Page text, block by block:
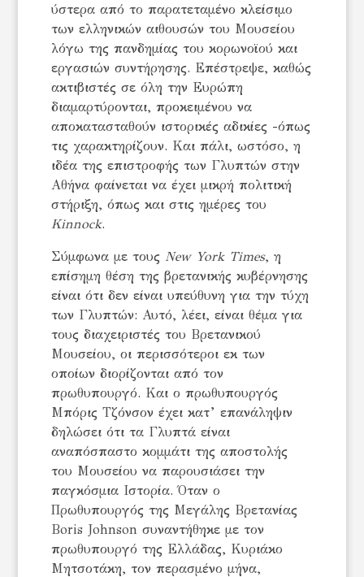
ύστερα από το παρατεταμένο κλείσιμο
των ελληνικών αιθουσών του Μουσείου
λόγω της πανδημίας του κορωνοϊού και
εργασιών συντήρησης. Επέστρεψε, καθώς
ακτιβιστές σε όλη την Ευρώπη
διαμαρτύρονται, προκειμένου να
αποκατασταθούν ιστορικές αδικίες -όπως
τις χαρακτηρίζουν. Και πάλι, ωστόσο, η
ιδέα της επιστροφής των Γλυπτών στην
Αθήνα φαίνεται να έχει μικρή πολιτική
στήριξη, όπως και στις ημέρες του
Kinnock.
Σύμφωνα με τους New York Times, η
επίσημη θέση της βρετανικής κυβέρνησης
είναι ότι δεν είναι υπεύθυνη για την τύχη
των Γλυπτών: Αυτό, λέει, είναι θέμα για
τους διαχειριστές του Βρετανικού
Μουσείου, οι περισσότεροι εκ των
οποίων διορίζονται από τον
πρωθυπουργό. Και ο πρωθυπουργός
Μπόρις Τζόνσον έχει κατ’ επανάληψιν
δηλώσει ότι τα Γλυπτά είναι
αναπόσπαστο κομμάτι της αποστολής
του Μουσείου να παρουσιάσει την
παγκόσμια Ιστορία. Όταν ο
Πρωθυπουργός της Μεγάλης Βρετανίας
Boris Johnson συναντήθηκε με τον
πρωθυπουργό της Ελλάδας, Κυριάκο
Μητσοτάκη, τον περασμένο μήνα,